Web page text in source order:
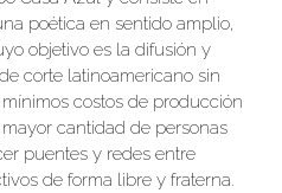
poética en sentido amplio,
objetivo es la difusión y
corte latinoamericano sin
costos de producción
cantidad de personas
puentes y redes entre
de forma libre y fraterna.